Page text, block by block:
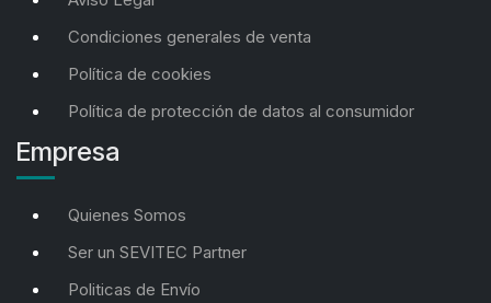
Condiciones generales de venta
Política de cookies
Política de protección de datos al consumidor
Empresa
Quienes Somos
Ser un SEVITEC Partner
Politicas de Envío